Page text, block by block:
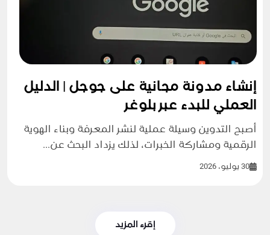
إنشاء مدونة مجانية على جوجل | الدليل
العملي للبدء عبر بلوغر
أصبح التدوين وسيلة عملية لنشر المعرفة وبناء الهوية
الرقمية ومشاركة الخبرات، لذلك يزداد البحث عن...
30 يوليو، 2026
إقرء المزيد